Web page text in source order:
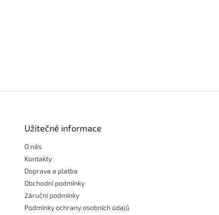
Užitečné informace
O nás
Kontakty
Doprava a platba
Obchodní podmínky
Záruční podmínky
Podmínky ochrany osobních údajů